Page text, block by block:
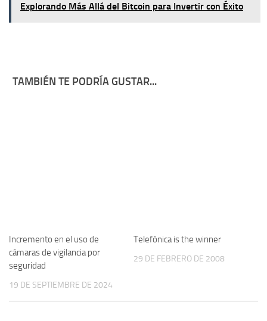
Explorando Más Allá del Bitcoin para Invertir con Éxito
TAMBIÉN TE PODRÍA GUSTAR...
Incremento en el uso de
cámaras de vigilancia por
seguridad
19 DE SEPTIEMBRE DE 2024
Telefónica is the winner
29 DE FEBRERO DE 2008